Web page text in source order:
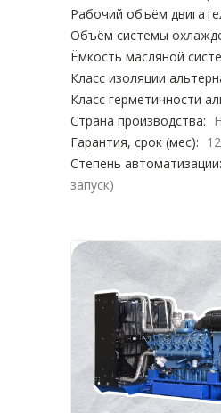
Рабочий объём
Объём системы
Ёмкость масляной
Класс изоляции
Класс герметичности
Страна производства:
Гарантия, срок (мес):
Степень автоматизации:
запуск)